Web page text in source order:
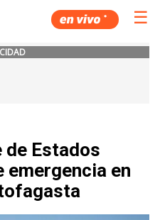
☰
de Estados
emergencia en